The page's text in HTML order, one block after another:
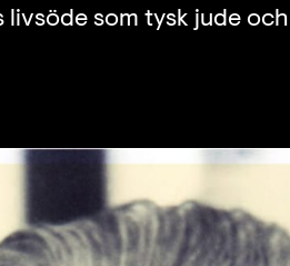
livsöde som tysk jude